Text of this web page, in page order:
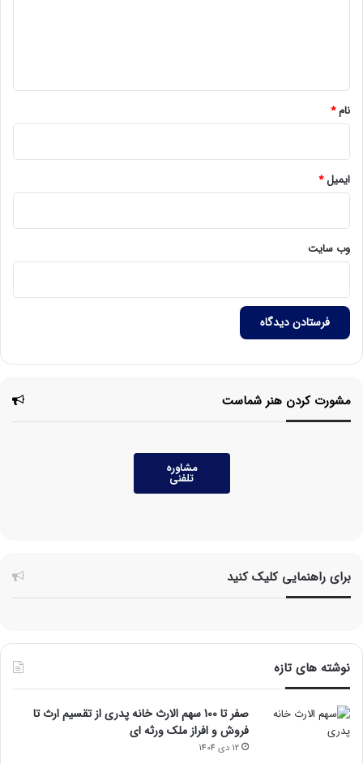
نام*
ایمیل*
وب‌ سایت
مشورت کردن هنر شماست
مشاوره
تلفنی
برای راهنمایی کلیک کنید
نوشته های تازه
صفر تا 100 سهم الارث خانه پدری از تقسیم ارث تا
فروش و افراز ملک ورثه ای
12 دی 1404